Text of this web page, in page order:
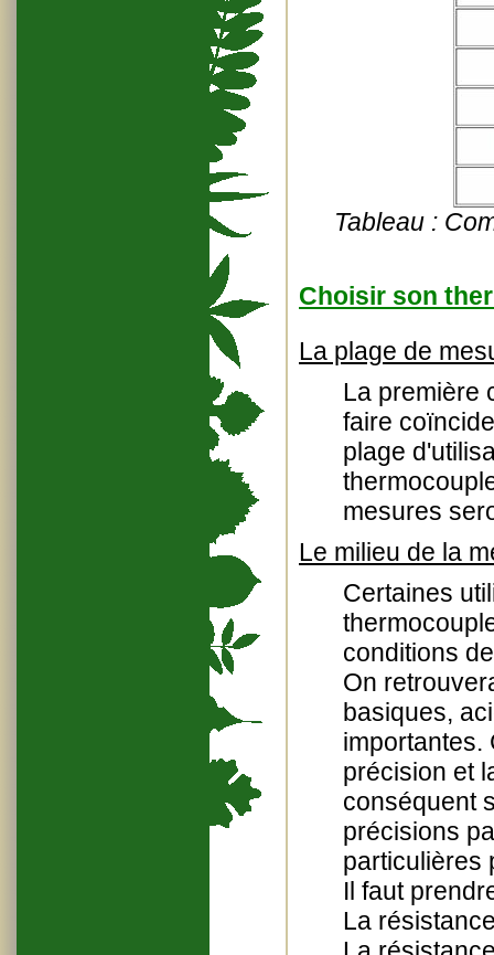
Tableau :
Choisir son
La plage de
La première
faire
plage
mesures
Le milieu de la
Certaines
conditions
On
basiques,
importantes.
précision et
conséquent
précisions
particulières
Il faut
La